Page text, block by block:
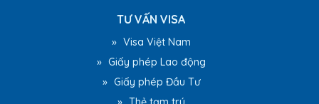
TƯ VẤN VISA
» Visa Việt Nam
» Giấy phép Lao động
» Giấy phép Đầu Tư